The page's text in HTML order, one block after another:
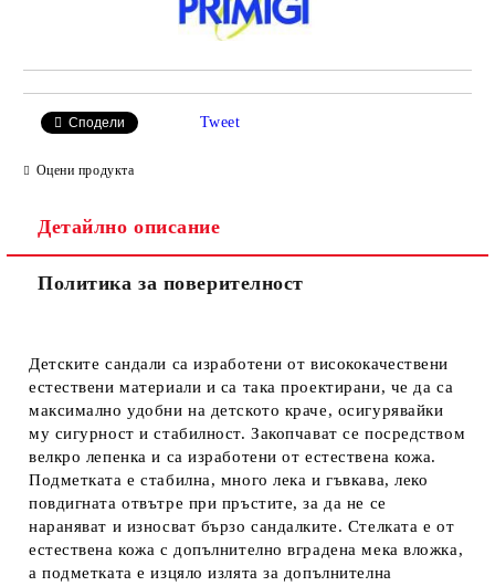
Сподели Tweet
Оцени продукта
Детайлно описание
Политика за поверителност
Детските сандали са изработени от висококачествени
естествени материали и са така проектирани, че да са
максимално удобни на детското краче, осигурявайки
му сигурност и стабилност. Закопчават се посредством
велкро лепенка и са изработени от естествена кожа.
Подметката е стабилна, много лека и гъвкава, леко
повдигната отвътре при пръстите, за да не се
нараняват и износват бързо сандалките. Стелката е от
естествена кожа с допълнително вградена мека вложка,
а подметката е изцяло излята за допълнителна